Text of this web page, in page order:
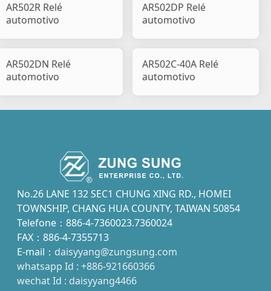
AR502R Relé
automotivo
AR502DP Relé
automotivo
AR502DN Relé
automotivo
AR502C-40A Relé
automotivo
No.26 LANE 132 SEC1 CHUNG XING RD., HOMEI
TOWNSHIP, CHANG HUA COUNTY, TAIWAN 50854
Telefone：886-4-7360023.7360024
FAX：886-4-7355713
E-mail： daisyyang@zungsung.com
whatsapp Id : +886-921660366
wechat Id : daisyyang4466